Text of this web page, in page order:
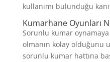
kullanımı bulunduğu
Kumarhane Oyunları
Sorunlu kumar oynamaya
olmanın kolay olduğunu
sorunlu kumar hattına